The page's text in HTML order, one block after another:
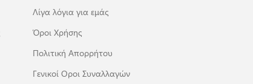
Λίγα λόγια για εμάς
Όροι Χρήσης
Πολιτική Απορρήτου
Γενικοί Οροι Συναλλαγών